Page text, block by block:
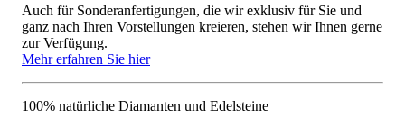
Auch für Sonderanfertigungen, die wir exklusiv für Sie und
ganz nach Ihren Vorstellungen kreieren, stehen wir Ihnen gerne
zur Verfügung.
Mehr erfahren Sie hier
100% natürliche Diamanten und Edelsteine